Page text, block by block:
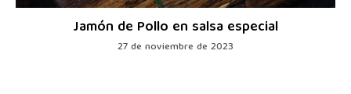
Jamón de Pollo en salsa especial
27 de noviembre de 2023